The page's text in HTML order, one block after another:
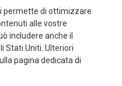
permette di ottimizzare
alle vostre
includere anche il
Stati Uniti. Ulteriori
pagina dedicata di